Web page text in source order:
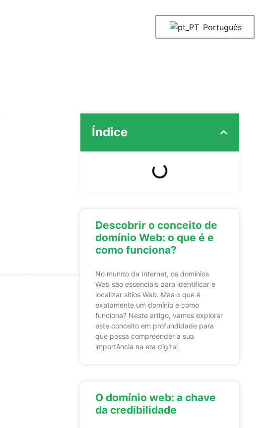
Português
Índice
Descobrir o conceito de
domínio Web: o que é e
como funciona?
No mundo da Internet, os domínios
Web são essenciais para identificar e
localizar sítios Web. Mas o que é
exatamente um domínio e como
funciona? Neste artigo, vamos explorar
este conceito em profundidade para
que possa compreender a sua
importância na era digital.
O domínio web: a chave
da credibilidade